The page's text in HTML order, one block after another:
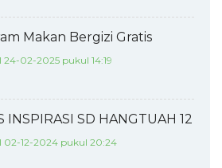
Makan Bergizi Gratis
24-02-2025 pukul 14:19
INSPIRASI SD HANGTUAH 12
02-12-2024 pukul 20:24